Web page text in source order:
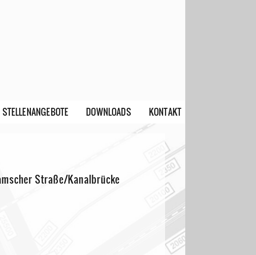
STELLENANGEBOTE DOWNLOADS KONTAKT
Straße/Kanalbrücke